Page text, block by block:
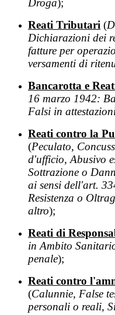
Droga);
Reati Tributari (
Dichiarazioni dei
fatture per
versamenti di
Bancarotta e
16 marzo 1942:
Falsi in
Reati contro la
(Peculato,
d'ufficio, Abusivo
Sottrazione o
ai sensi dell'art.
Resistenza o
altro);
Reati di
in Ambito
penale);
Reati contro
(Calunnie, False
personali o reali,